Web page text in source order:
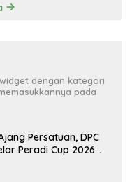
dengan kategori
pada
Persatuan, DPC
Peradi Cup 2026